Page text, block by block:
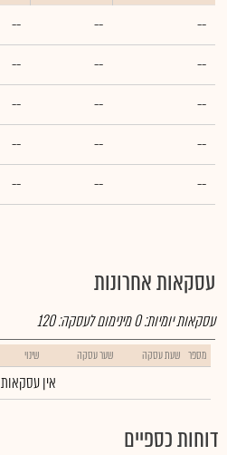
--
--
--
--
--
--
--
--
--
--
--
--
--
--
--
עסקאות אחרונות
עסקאות יומיות:0מינימום לעסקה:120
מספר שעת עסקה שער עסקה שינוי
אין עסקאות
דוחות כספיים